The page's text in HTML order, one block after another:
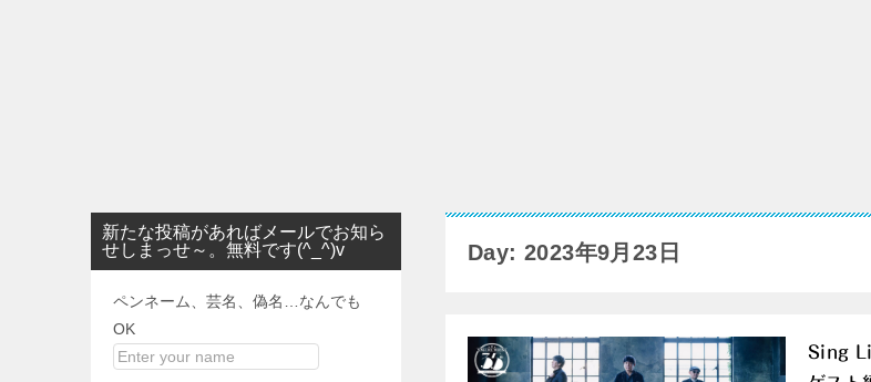
Day: 2023年9月23日
Sing
新たな投稿があればメールでお知ら
せしまっせ～。無料です(^_^)v
ペンネーム、芸名、偽名…なんでも
OK